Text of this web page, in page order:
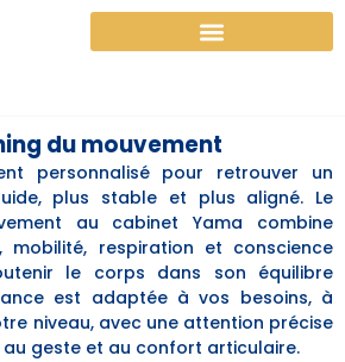
du mouvement
personnalisé pour retrouver un
plus stable et plus aligné. Le
au cabinet Yama combine
mobilité, respiration et conscience
le corps dans son équilibre
est adaptée à vos besoins, à
niveau, avec une attention précise
geste et au confort articulaire.